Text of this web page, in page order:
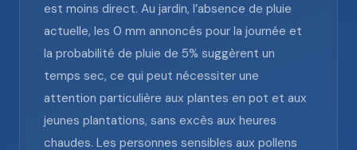
est moins direct. Au jardin, l’absence de pluie
actuelle, les 0 mm annoncés pour la journée et
la probabilité de pluie de 5% suggèrent un
temps sec, ce qui peut nécessiter une
attention particulière aux plantes en pot et aux
jeunes plantations, sans excès aux heures
chaudes. Les personnes sensibles aux pollens